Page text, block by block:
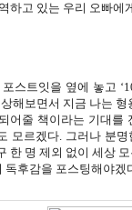
하고 있는 우리 오빠에
스트잇을 옆에 놓고 ‘
해보면서 지금 나는
어줄 책이라는 기대를
모르겠다. 그러나 분
한 명 제외 없이 세상
독후감을 포스팅해야겠